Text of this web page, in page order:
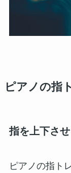
ピアノの指
指を上下さ
ピアノの指ト